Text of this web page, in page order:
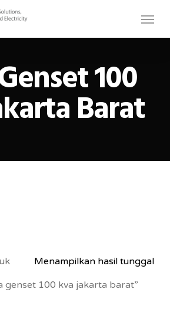
Menu
100
Barat
Menampilkan hasil tunggal
genset 100 kva jakarta barat”